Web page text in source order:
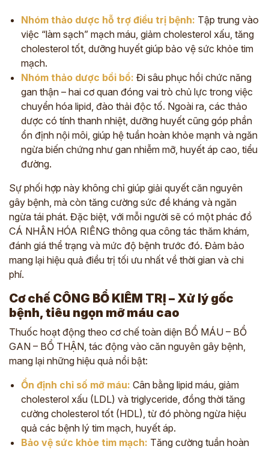
Nhóm thảo dược hỗ trợ điều trị bệnh: Tập trung vào
việc “làm sạch” mạch máu, giảm cholesterol xấu, tăng
cholesterol tốt, dưỡng huyết giúp bảo vệ sức khỏe tim
mạch.
Nhóm thảo dược bồi bổ: Đi sâu phục hồi chức năng
gan thận – hai cơ quan đóng vai trò chủ lực trong việc
chuyển hóa lipid, đào thải độc tố. Ngoài ra, các thảo
dược có tính thanh nhiệt, dưỡng huyết cũng góp phần
ổn định nội môi, giúp hệ tuần hoàn khỏe mạnh và ngăn
ngừa biến chứng như gan nhiễm mỡ, huyết áp cao, tiểu
đường.
Sự phối hợp này không chỉ giúp giải quyết căn nguyên
gây bệnh, mà còn tăng cường sức đề kháng và ngăn
ngừa tái phát. Đặc biệt, với mỗi người sẽ có một phác đồ
CÁ NHÂN HÓA RIÊNG thông qua công tác thăm khám,
đánh giá thể trạng và mức độ bệnh trước đó. Đảm bảo
mang lại hiệu quả điều trị tối ưu nhất về thời gian và chi
phí.
Cơ chế CÔNG BỔ KIÊM TRỊ – Xử lý gốc
bệnh,tiêu ngọn mỡ máu cao
Thuốc hoạt động theo cơ chế toàn diện BỔ MÁU – BỔ
GAN – BỔ THẬN, tác động vào căn nguyên gây bệnh,
mang lại những hiệu quả nổi bật:
Ổn định chỉ số mỡ máu: Cân bằng lipid máu, giảm
cholesterol xấu (LDL) và triglyceride, đồng thời tăng
cường cholesterol tốt (HDL), từ đó phòng ngừa hiệu
quả các bệnh lý tim mạch, huyết áp.
Bảo vệ sức khỏe tim mạch: Tăng cường tuần hoàn